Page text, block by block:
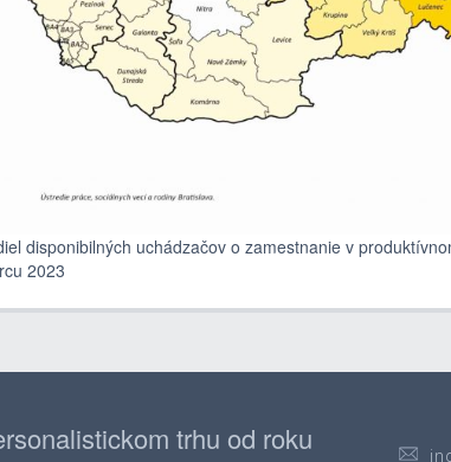
disponibilných uchádzačov o zamestnanie v
2023
trhu od roku